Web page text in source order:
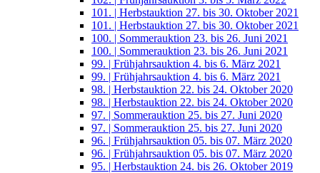
101. | Herbstauktion 27. bis 30. Oktober 2021
101. | Herbstauktion 27. bis 30. Oktober 2021
100. | Sommerauktion 23. bis 26. Juni 2021
100. | Sommerauktion 23. bis 26. Juni 2021
99. | Frühjahrsauktion 4. bis 6. März 2021
99. | Frühjahrsauktion 4. bis 6. März 2021
98. | Herbstauktion 22. bis 24. Oktober 2020
98. | Herbstauktion 22. bis 24. Oktober 2020
97. | Sommerauktion 25. bis 27. Juni 2020
97. | Sommerauktion 25. bis 27. Juni 2020
96. | Frühjahrsauktion 05. bis 07. März 2020
96. | Frühjahrsauktion 05. bis 07. März 2020
95. | Herbstauktion 24. bis 26. Oktober 2019